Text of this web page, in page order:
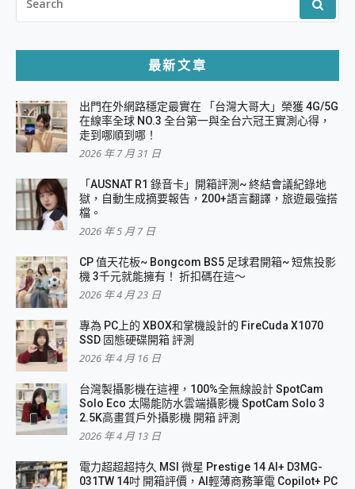
FOR:
最新文章
出門在外網路穩定最實在 「台灣大哥大」榮獲 4G/5G
在線率全球 NO.3 全台第一與全台六冠王實測心得，
走到哪順到哪！
2026 年 7 月 31 日
「AUSNAT R1 錄音卡」開箱評測~ 終結會議紀錄地
獄，自動生成摘要報告，200+語言翻譯，旅遊最強搭
檔。
2026 年 5 月 7 日
CP 值天花板~ Bongcom BS5 足球君開箱~ 短焦投影
機 3千元就能擁有！ 折扣碼在這～
2026 年 4 月 23 日
專為 PC上的 XBOX和掌機設計的 FireCuda X1070
SSD 固態硬碟開箱 評測
2026 年 4 月 16 日
台灣製攝影機在這裡，100%全無線設計 SpotCam
Solo Eco 太陽能防水雲端攝影機 SpotCam Solo 3
2.5K高畫質戶外攝影機 開箱 評測
2026 年 4 月 13 日
電力超超超持久 MSI 微星 Prestige 14 AI+ D3MG-
031TW 14吋 開箱評價，AI輕薄商務筆電 Copilot+ PC